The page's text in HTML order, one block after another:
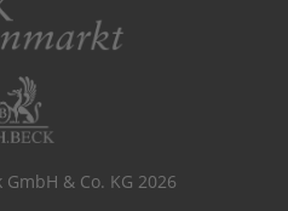
& Co. KG 2026